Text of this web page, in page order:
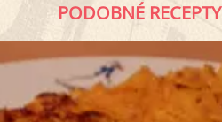
PODOBNÉ RECEPTY